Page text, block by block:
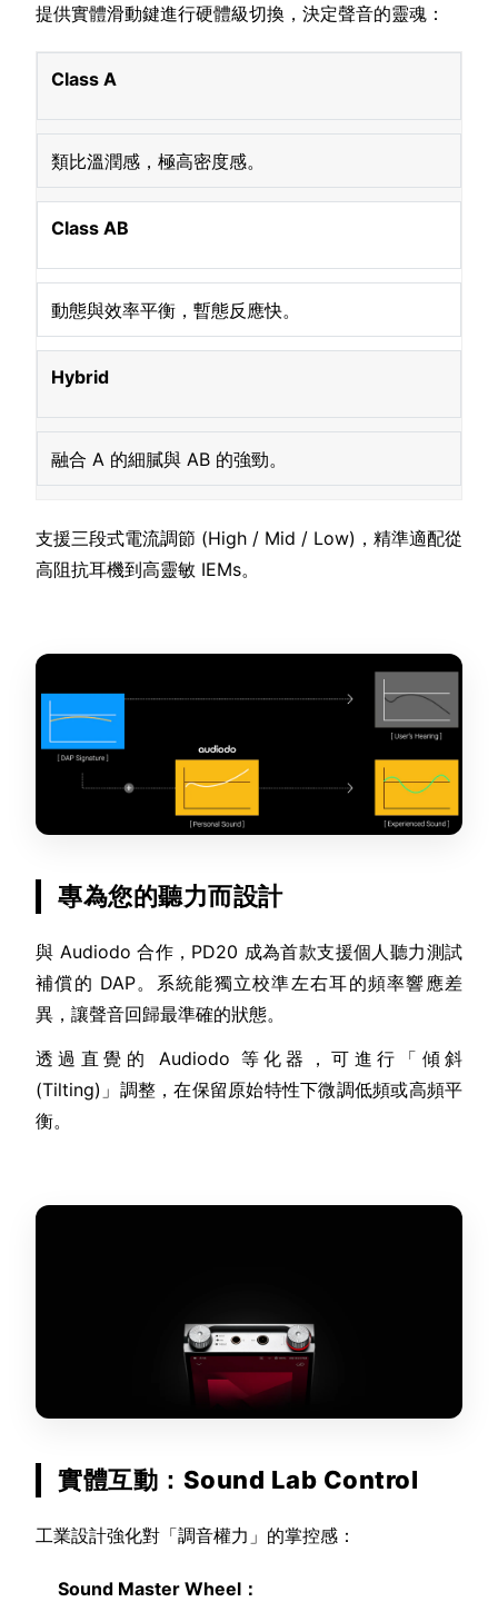
提供實體滑動鍵進行硬體級切換，決定聲音的靈魂：
Class A
類比溫潤感，極高密度感。
Class AB
動態與效率平衡，暫態反應快。
Hybrid
融合 A 的細膩與 AB 的強勁。
支援三段式電流調節 (High / Mid / Low)，精準適配從
高阻抗耳機到高靈敏 IEMs。
專為您的聽力而設計
與 Audiodo 合作，PD20 成為首款支援個人聽力測試
補償的 DAP。系統能獨立校準左右耳的頻率響應差
異，讓聲音回歸最準確的狀態。
透過直覺的 Audiodo 等化器，可進行「傾斜
(Tilting)」調整，在保留原始特性下微調低頻或高頻平
衡。
實體互動：Sound Lab Control
工業設計強化對「調音權力」的掌控感：
Sound Master Wheel：